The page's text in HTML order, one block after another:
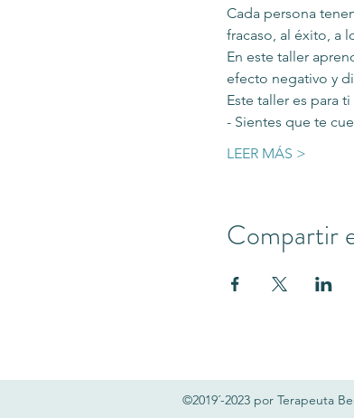
Cada persona
fracaso, al éxito, a
En este taller
efecto negativo y
Este taller es para ti
- Sientes que te
LEER MÁS >
Compartir
©2019´-2023 por Terapeuta